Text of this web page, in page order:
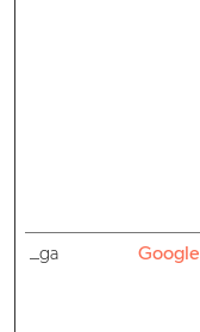
_ga Google